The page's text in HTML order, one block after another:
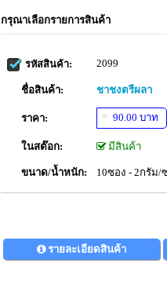
กรุณาเลือกรายการสินค้า
รหัสสินค้า: 2099
ชื่อสินค้า: ชาชงตรีผลา
ราคา: 90.00 บาท
ในสต๊อก: มีสินค้า
ขนาด/น้ำหนัก: 10ซอง - 2กรัม/
รายละเอียดสินค้า